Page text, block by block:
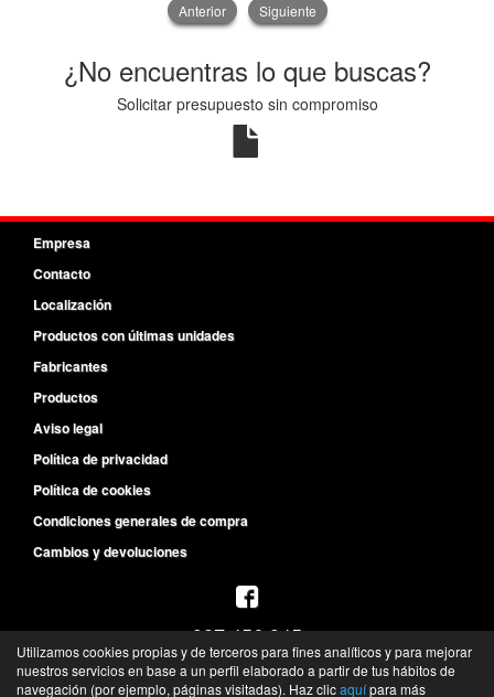
Anterior Siguiente
¿No encuentras lo que buscas?
Solicitar presupuesto sin compromiso
Empresa
Contacto
Localización
Productos con últimas unidades
Fabricantes
Productos
Aviso legal
Política de privacidad
Política de cookies
Condiciones generales de compra
Cambios y devoluciones
987 456 945
L-V de 8:30h a 14h y de 15:30h a 19:30h
S de 10h a 13h
Utilizamos cookies propias y de terceros para fines analíticos y para mejorar
nuestros servicios en base a un perfil elaborado a partir de tus hábitos de
navegación (por ejemplo, páginas visitadas). Haz clicaquípara más